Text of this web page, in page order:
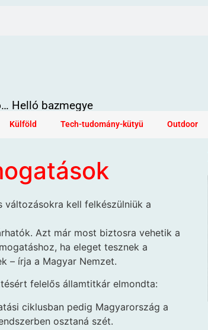
Helló bazmegye
Külföld Tech-tudomány-kütyü Outdoor
változásokra kell felkészülniük a
Azt már most biztosra vehetik a
ha eleget tesznek a
– írja a Magyar Nemzet.
felelős államtitkár elmondta:
ciklusban pedig Magyarország a
osztaná szét.